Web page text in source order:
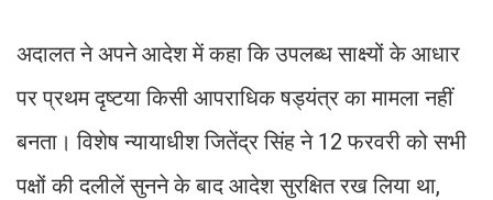
अदालत ने अपने आदेश में कहा कि उपलब्ध साक्ष्यों के आधार
पर प्रथम दृष्टया किसी आपराधिक षड्यंत्र का मामला नहीं
बनता। विशेष न्यायाधीश जितेंद्र सिंह ने 12 फरवरी को सभी
पक्षों की दलीलें सुनने के बाद आदेश सुरक्षित रख लिया था,